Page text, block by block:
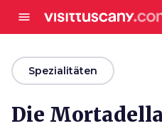
menu
arrow_backSpezialitäten
Die